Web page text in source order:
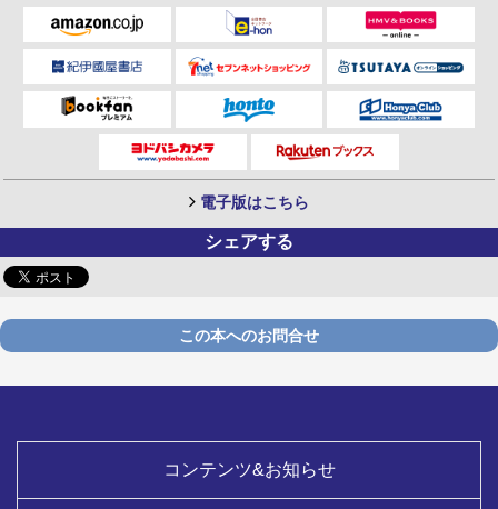
電子版はこちら
シェアする
この本へのお問合せ
コンテンツ&お知らせ